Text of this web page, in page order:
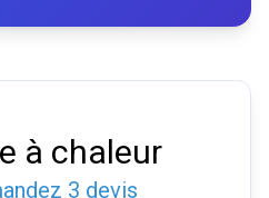
à chaleur
3 devis